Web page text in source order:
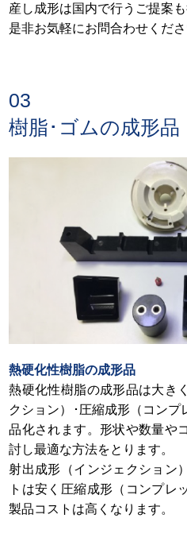
産し成形は国内で行うご提案も
是非お気軽にお問合わせくださ
03
樹脂･ゴムの成形品
熱硬化性樹脂の成形品
熱硬化性樹脂の成形品は大き
クション）･圧縮成形（コン
品化されます。形状や数量や
討し最適な方法をとります。
射出成形（インジェクション
トは安く圧縮成形（コンプレ
製品コストは高くなります。